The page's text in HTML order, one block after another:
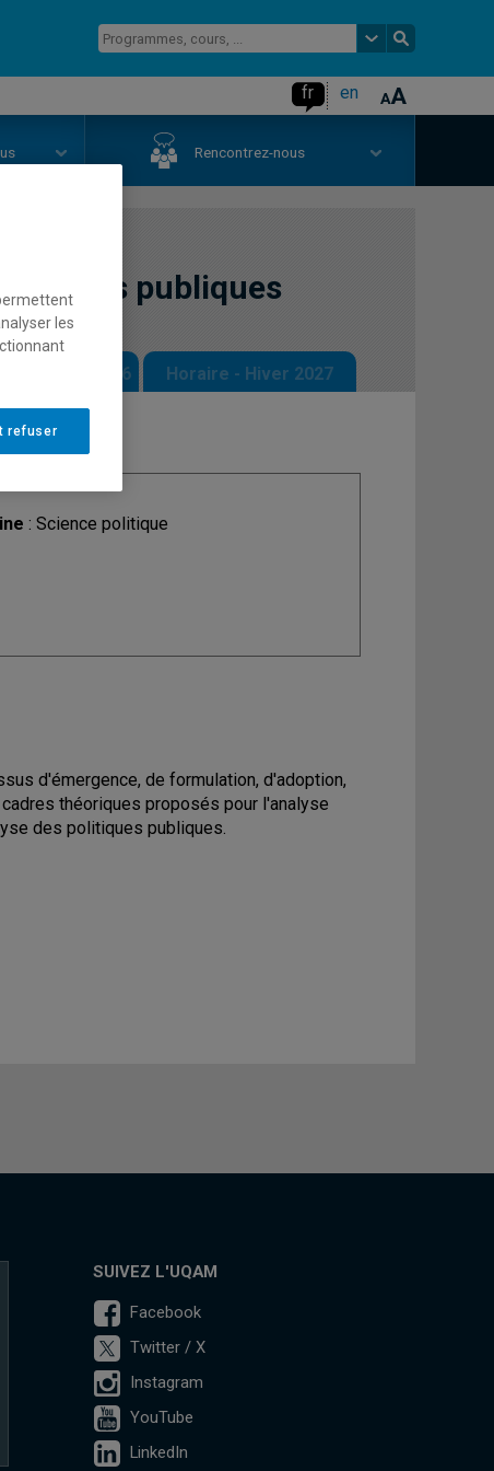
fr en
Rencontrez-nous
publiques
- Automne 2026 Horaire - Hiver 2027
: Science politique
d'émergence, de formulation, d'adoption,
théoriques proposés pour l'analyse
des politiques publiques.
SUIVEZ L'UQAM
Facebook
Twitter / X
Instagram
YouTube
LinkedIn
les
refuser